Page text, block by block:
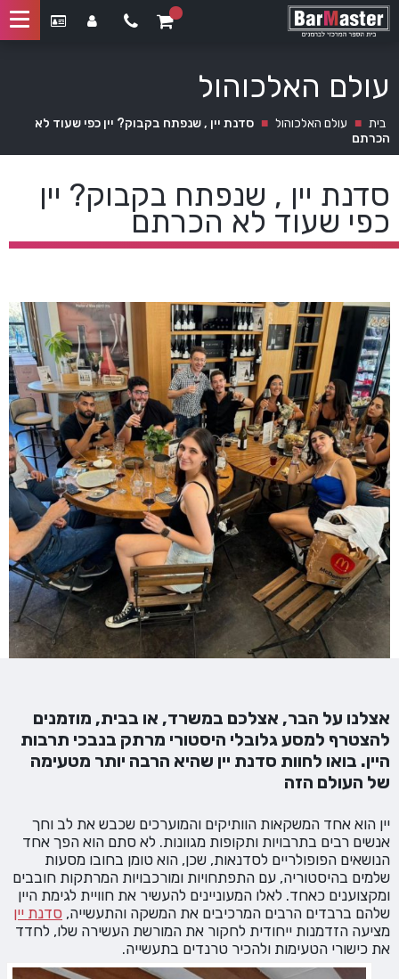
עולם האלכוהול
בית ■ עולם האלכוהול ■ סדנת יין , שנפתח בקבוק? יין כפי שעוד לא
הכרתם
סדנת יין , שנפתח בקבוק? יין
כפי שעוד לא הכרתם
אצלנו על הבר, אצלכם במשרד, או בבית, מוזמנים
להצטרף למסע גלובלי היסטורי מרתק בנבכי תרבות
היין. בואו לחוות סדנת יין שהיא הרבה יותר מטעימה
של העולם הזה
יין הוא אחד המשקאות הוותיקים והמוערכים שכבש את לב וחך
אנשים רבים בתרבויות ותקופות מגוונות. לא סתם הוא הפך אחד
הנושאים הפופולריים לסדנאות, שכן, הוא טומן בחובו מסעות
שלמים בהיסטוריה, עם התפתחויות ומורכבויות המרתקות חובבים
ומקצוענים כאחד. לאלו המעוניינים להעשיר את חוויית לגימת היין
שלהם ברבדים הרבים המרכיבים את המשקה והתעשייה, סדנת יין
מציעה הזדמנות ייחודית לחקור את המורשת העשירה שלו, לחדד
את כישורי הטעימות ולהכיר טרנדים בתעשייה.